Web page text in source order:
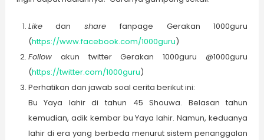
Likedanshare fanpage Gerakan 1000guru
(https://www.facebook.com/1000guru)
Followakun twitter Gerakan 1000guru @1000guru
(https://twitter.com/1000guru)
Perhatikan dan jawab soal cerita berikut ini:
Bu Yaya lahir di tahun 45 Shouwa. Belasan tahun
kemudian, adik kembar bu Yaya lahir. Namun, keduanya
lahir di era yang berbeda menurut sistem penanggalan